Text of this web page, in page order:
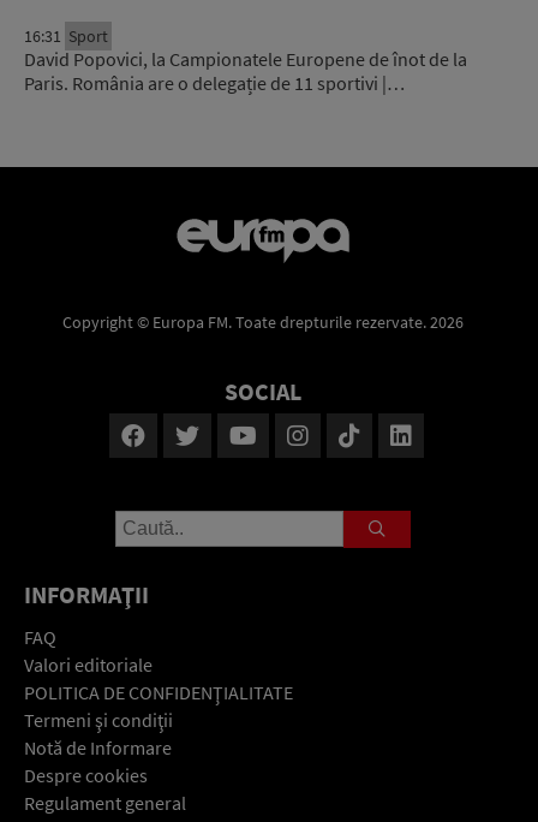
16:31 Sport
David Popovici, la Campionatele Europene de înot de la
Paris. România are o delegație de 11 sportivi |…
Copyright © Europa FM. Toate drepturile rezervate. 2026
SOCIAL
INFORMAŢII
FAQ
Valori editoriale
POLITICA DE CONFIDENŢIALITATE
Termeni şi condiţii
Notă de Informare
Despre cookies
Regulament general